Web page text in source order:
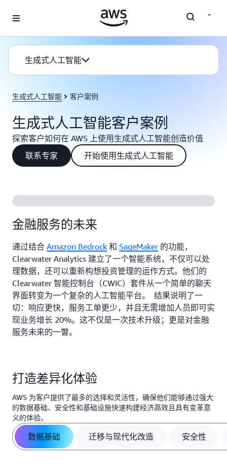
生成式人工智能
生成式人工智能 客户案例
生成式人工智能客户案例
探索客户如何在 AWS 上使用生成式人工智能创造价值
联系专家
开始使用生成式人工智能
金融服务的未来
通过结合 Amazon Bedrock 和 SageMaker 的功能，
Clearwater Analytics 建立了一个智能系统，不仅可以处
理数据，还可以重新构想投资管理的运作方式。他们的
Clearwater 智能控制台（CWIC）套件从一个简单的聊天
界面转变为一个复杂的人工智能平台。 结果说明了一
切：响应更快，服务工单更少，并且无需增加人员即可实
现业务增长 20%。这不仅是一次技术升级；更是对金融
服务未来的一瞥。
打造差异化体验
AWS 为客户提供了最多的选择和灵活性，确保他们能够通过强大
的数据基础、安全性和基础设施快速构建经济高效且具有变革意
义的体验。
数据基础 迁移与现代化改造 安全性